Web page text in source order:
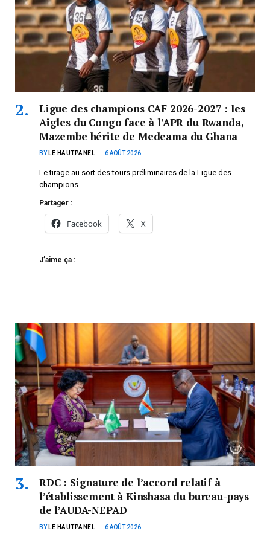
Ligue des champions CAF 2026-2027 : les
Aigles du Congo face à l’APR du Rwanda,
Mazembe hérite de Medeama du Ghana
BY LE HAUTPANEL 6 AOÛT 2026
Le tirage au sort des tours préliminaires de la Ligue des
champions…
Partager :
Facebook X
J’aime ça :
RDC : Signature de l’accord relatif à
l’établissement à Kinshasa du bureau-pays
de l’AUDA-NEPAD
BY LE HAUTPANEL 6 AOÛT 2026